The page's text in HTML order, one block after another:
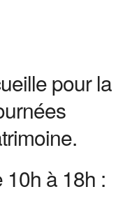
pour la
10h à 18h :